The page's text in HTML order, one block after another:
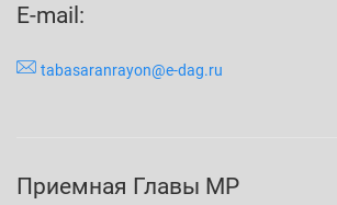
E-mail:
tabasaranrayon@e-dag.ru
Приемная Главы МР